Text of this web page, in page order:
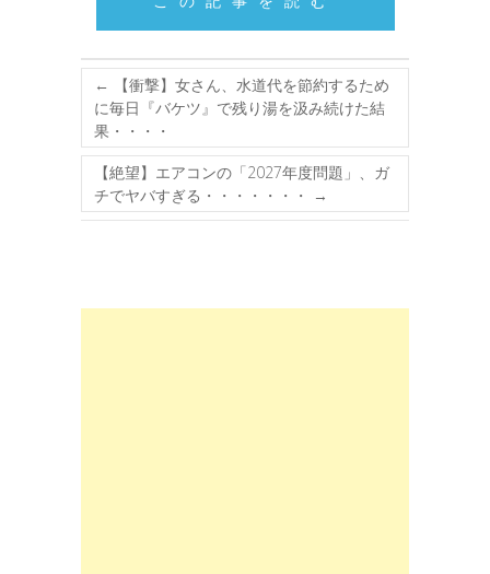
←
【衝撃】女さん、水道代を節約するため
に毎日『バケツ』で残り湯を汲み続けた結
果・・・・
【絶望】エアコンの「2027年度問題」、ガ
チでヤバすぎる・・・・・・・
→